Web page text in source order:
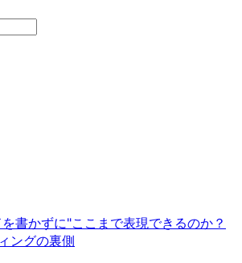
書かずに"ここまで表現できるのか？
ングの裏側